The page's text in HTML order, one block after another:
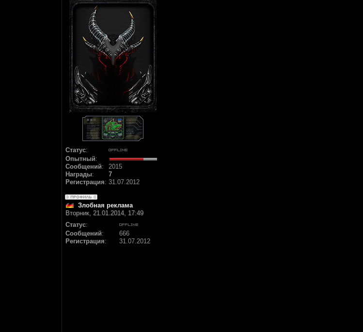
Статус:
Опытный:
Сообщений:
2015
Награды:
7
Регистрация: 31.07.2012
Злобная реклама
Вторник, 21.01.2014, 17:49
Статус:
Сообщений:
666
Регистрация: 31.07.2012